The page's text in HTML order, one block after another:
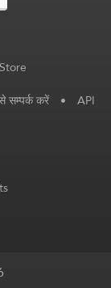
सम्पर्क करें • API